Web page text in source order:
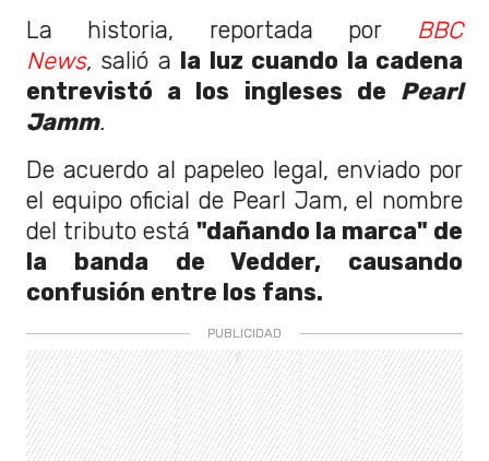
La historia, reportada por BBC
News, salió a la luz cuando la cadena
entrevistó a los ingleses de Pearl
Jamm.
De acuerdo al papeleo legal, enviado por
el equipo oficial de Pearl Jam, el nombre
del tributo está "dañando la marca" de
la banda de Vedder, causando
confusión entre los fans.